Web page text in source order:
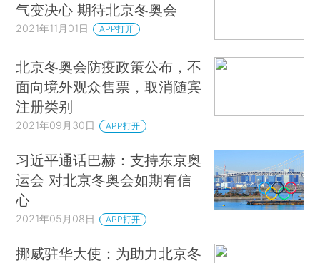
气变决心 期待北京冬奥会
2021年11月01日 APP打开
北京冬奥会防疫政策公布，不
面向境外观众售票，取消随宾
注册类别
2021年09月30日 APP打开
习近平通话巴赫：支持东京奥
运会 对北京冬奥会如期有信
心
2021年05月08日 APP打开
挪威驻华大使：为助力北京冬